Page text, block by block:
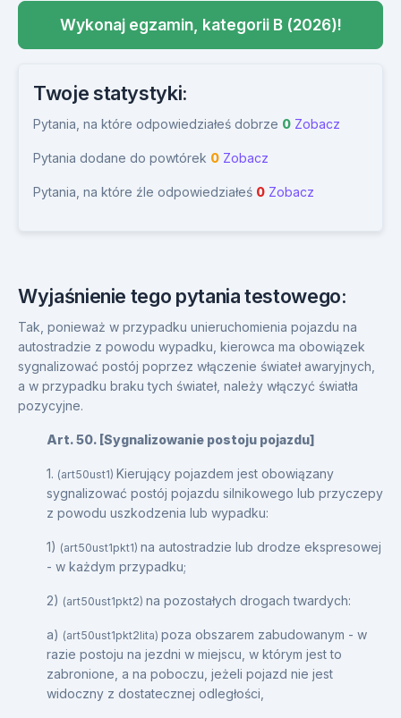
Wykonaj egzamin, kategorii B (2026)!
Twoje statystyki:
Pytania, na które odpowiedziałeś dobrze 0 Zobacz
Pytania dodane do powtórek 0 Zobacz
Pytania, na które źle odpowiedziałeś 0 Zobacz
Wyjaśnienie tego pytania testowego:
Tak, ponieważ w przypadku unieruchomienia pojazdu na
autostradzie z powodu wypadku, kierowca ma obowiązek
sygnalizować postój poprzez włączenie świateł awaryjnych,
a w przypadku braku tych świateł, należy włączyć światła
pozycyjne.
Art. 50. [Sygnalizowanie postoju pojazdu]
1. (art50ust1) Kierujący pojazdem jest obowiązany
sygnalizować postój pojazdu silnikowego lub przyczepy
z powodu uszkodzenia lub wypadku:
1) (art50ust1pkt1) na autostradzie lub drodze ekspresowej
- w każdym przypadku;
2) (art50ust1pkt2) na pozostałych drogach twardych:
a) (art50ust1pkt2lita) poza obszarem zabudowanym - w
razie postoju na jezdni w miejscu, w którym jest to
zabronione, a na poboczu, jeżeli pojazd nie jest
widoczny z dostatecznej odległości,